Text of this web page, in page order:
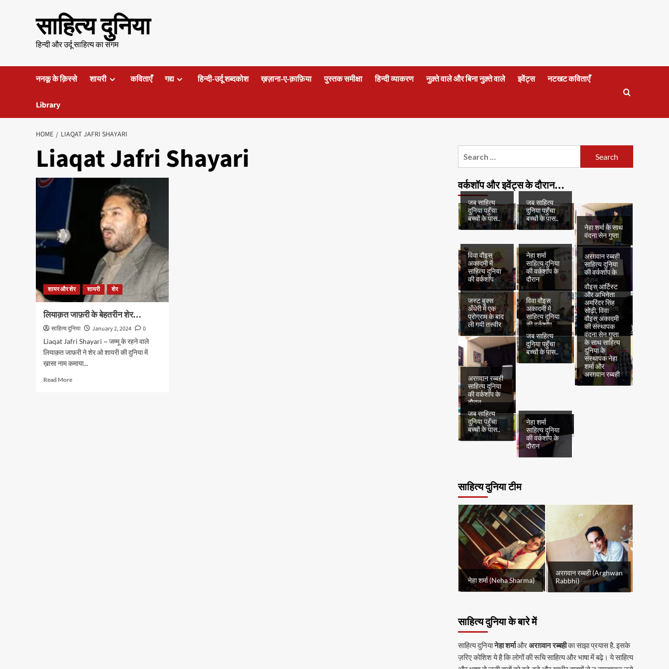
साहित्य दुनिया
हिन्दी और उर्दू साहित्य का संगम
ननकू के क़िस्से शायरी कविताएँ गद्य हिन्दी-उर्दू शब्दकोश ख़ज़ाना-ए-क़ाफ़िया पुस्तक समीक्षा हिन्दी व्याकरण नुक़्ते वाले और बिना नुक़्ते वाले इवेंट्स नटखट कविताएँ
Library
HOME LIAQAT JAFRI SHAYARI
Liaqat Jafri Shayari
शायर और शेर शायरी शेर
लियाक़त जाफ़री के बेहतरीन शेर…
साहित्य दुनिया January 2, 2024
0
Liaqat Jafri Shayari ~ जम्मू के रहने वाले
लियाक़त जाफ़री ने शेर ओ शायरी की दुनिया में
ख़ासा नाम कमाया...
Read MoreRead
वर्कशॉप और इवेंट्स के दौरान…
जब साहित्य
दुनिया पहुँचा
बच्चों के पास..
जब साहित्य
दुनिया पहुँचा
बच्चों के पास..
नेहा शर्मा के साथ
वंदना सेन गुप्ता
विवा वौइस्
अकादमी में
साहित्य दुनिया
की वर्कशॉप
नेहा शर्मा
साहित्य दुनिया
की वर्कशॉप के
दौरान
अरग़वान रब्बही
साहित्य दुनिया
की वर्कशॉप के
दौरान
जस्ट बुक्स
अँधेरी में एक
प्रोग्राम के बाद
ली गयी तस्वीर
विवा वौइस्
अकादमी में
साहित्य दुनिया
की वर्कशॉप
मुंबई में साहित्य
दुनिया की
वर्कशॉप
अरग़वान रब्बही
साहित्य दुनिया
की वर्कशॉप के
दौरान
जब साहित्य
दुनिया पहुँचा
बच्चों के पास..
वौइस् आर्टिस्ट
और अभिनेता
अमरिंदर सिंह
सोढ़ी, विवा
वौइस् अकादमी
की संस्थापक
वंदना सेन गुप्ता
के साथ साहित्य
दुनिया के
संस्थापक नेहा
शर्मा और
अरग़वान रब्बही
जब साहित्य
दुनिया पहुँचा
बच्चों के पास..
नेहा शर्मा
साहित्य दुनिया
की वर्कशॉप के
दौरान
साहित्य दुनिया टीम
नेहा शर्मा (Neha Sharma)
अरग़वान रब्बही (Arghwan
Rabbhi)
साहित्य दुनिया के बारे में
साहित्य दुनियानेहा शर्माऔरअरग़वान रब्बहीका साझा प्रयास है. इसके
ज़रिए कोशिश ये है कि लोगों की रूचि साहित्य और भाषा में बढ़े। ये साहित्य